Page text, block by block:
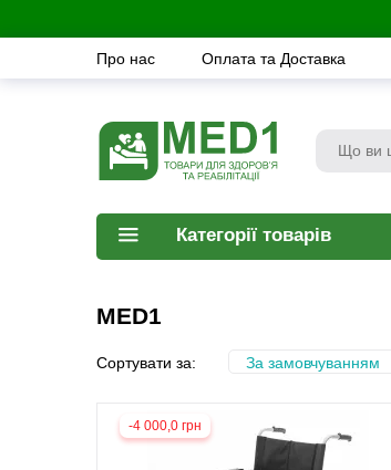
Про нас Оплата та Доставка
Категорії товарів
MED1
Сортувати за: За замовчуванням
-4 000,0 грн